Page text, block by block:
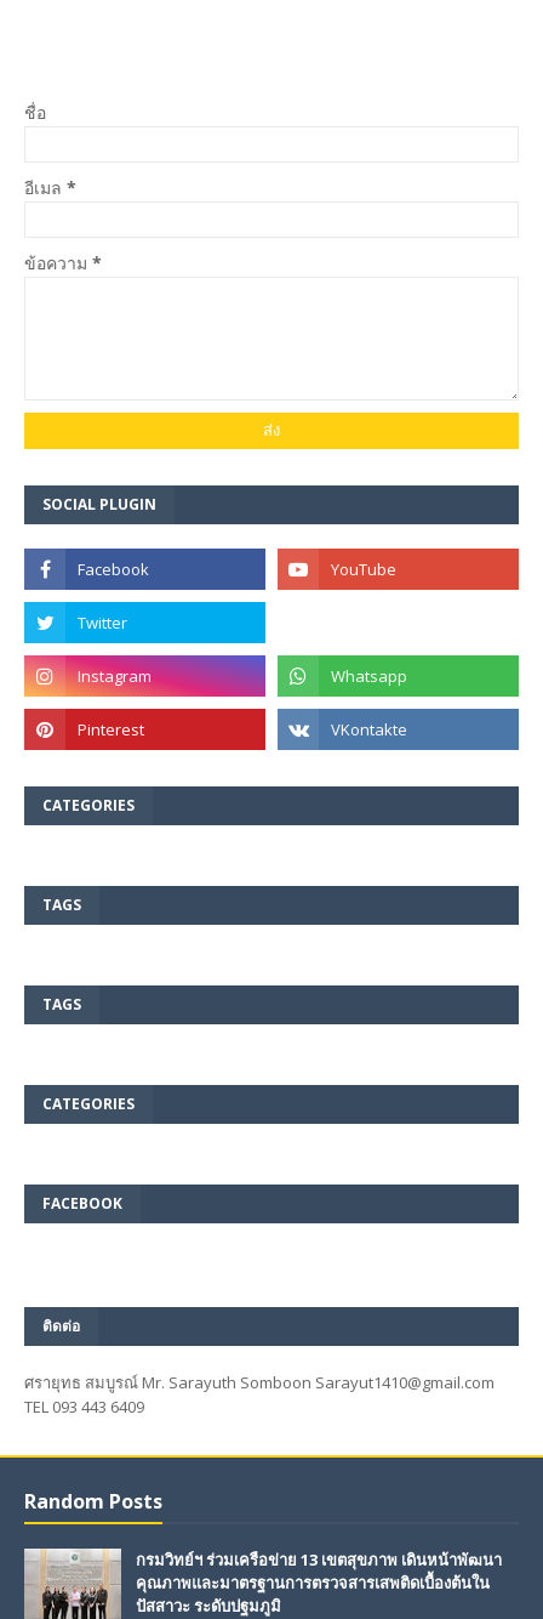
ชื่อ
อีเมล *
ข้อความ *
SOCIAL PLUGIN
CATEGORIES
TAGS
TAGS
CATEGORIES
FACEBOOK
ติดต่อ
ศรายุทธ สมบูรณ์ Mr. Sarayuth Somboon Sarayut1410@gmail.com
TEL 093 443 6409
Random Posts
กรมวิทย์ฯ ร่วมเครือข่าย 13 เขตสุขภาพ เดินหน้าพัฒนา
คุณภาพและมาตรฐานการตรวจสารเสพติดเบื้องต้นใน
ปัสสาวะ ระดับปฐมภูมิ